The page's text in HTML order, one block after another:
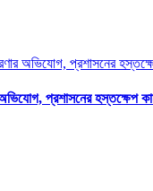
অভিযোগ, প্রশাসনের হস্তক্ষেপ